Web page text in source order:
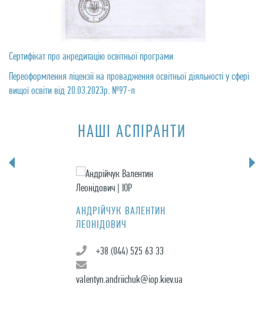
Сертифікат про акредитацію освітньої програми
Переоформлення ліцензії на провадження освітньої діяльності у сфері
вищої освіти від 20.03.2023р. №97-л
НАШІ АСПІРАНТИ
АНДРІЙЧУК ВАЛЕНТИН
ЛЕОНІДОВИЧ
+38 (044) 525 63 33
valentyn.andriichuk@iop.kiev.ua